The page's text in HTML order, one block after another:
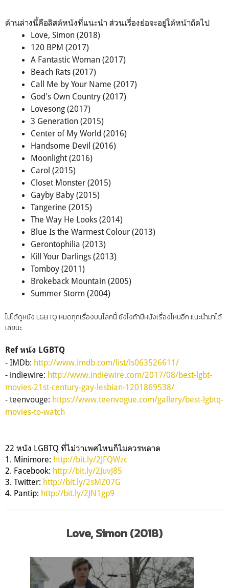
ด้านล่างนี้คือลิสต์หนังที่แนะนำ ส่วนเรื่องย่อจะอยู่ใต้หน้าถัดไป
Love, Simon (2018)
120 BPM (2017)
A Fantastic Woman (2017)
Beach Rats (2017)
Call Me by Your Name (2017)
God's Own Country (2017)
Lovesong (2017)
3 Generation (2015)
Center of My World (2016)
Handsome Devil (2016)
Moonlight (2016)
Carol (2015)
Closet Monster (2015)
Gayby Baby (2015)
Tangerine (2015)
The Way He Looks (2014)
Blue Is the Warmest Colour (2013)
Gerontophilia (2013)
Kill Your Darlings (2013)
Tomboy (2011)
Brokeback Mountain (2005)
Summer Storm (2004)
ไม่ได้ดูหนัง LGBTQ หมดทุกเรื่องบนโลกนี้ ยังไงถ้ามีหนังเรื่องไหนอีก แนะนำมาได้
เลยนะ
Ref หนัง LGBTQ
- IMDb: http://www.imdb.com/list/ls063526611/
- indiewire: http://www.indiewire.com/2017/08/best-lgbt-
movies-21st-century-gay-lesbian-1201869538/
- teenvouge: https://www.teenvogue.com/gallery/best-lgbtq-
movies-to-watch
22 หนัง LGBTQ ที่ไม่ว่าเพศไหนก็ไม่ควรพลาด
1. Minimore: http://bit.ly/2JFQWzc
2. Facebook: http://bit.ly/2JuvJ85
3. Twitter: http://bit.ly/2sMZ07G
4. Pantip: http://bit.ly/2JN1gp9
Love, Simon (2018)